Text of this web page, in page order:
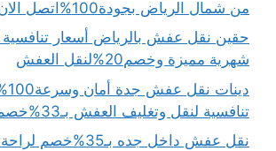
من شمال الرياض بجودة100%اتصل الان
شهرية مميزة وخصم20%لنقل العفش
تنافسية لنقل وتغليف العفش بـ33%خصم فوري
نقل عفش داخل جده